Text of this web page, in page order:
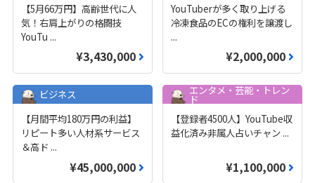
【5月66万円】高齢世代に人
気！右肩上がりの格闘技
YouTu ...
¥3,430,000
YouTuberが多く取り上げる
冷凍食品のECの権利を譲渡し
...
¥2,000,000
ビジネス
【月間平均180万円の利益】
リピート多い人材系サービス
＆高ド ...
¥45,000,000
エンタメ・芸能・トレン
ド
【登録者4500人】YouTube収
益化済み非属人占いチャン ...
¥1,100,000